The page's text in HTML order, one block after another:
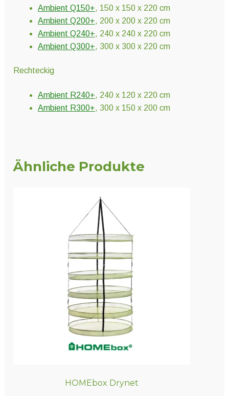
Ambient Q150+, 150 x 150 x 220 cm
Ambient Q200+, 200 x 200 x 220 cm
Ambient Q240+, 240 x 240 x 220 cm
Ambient Q300+, 300 x 300 x 220 cm
Rechteckig
Ambient R240+, 240 x 120 x 220 cm
Ambient R300+, 300 x 150 x 200 cm
Ähnliche Produkte
HOMEbox Drynet